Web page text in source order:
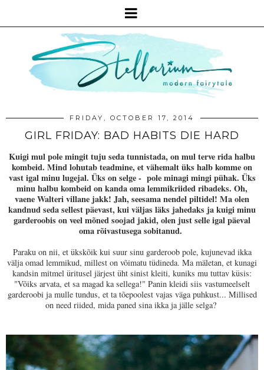
FRIDAY, OCTOBER 17, 2014
GIRL FRIDAY: BAD HABITS DIE HARD
Kuigi mul pole mingit tuju seda tunnistada, on mul terve rida halbu
kombeid. Mind lohutab teadmine, et vähemalt üks halb komme on
vast igal minu lugejal. Üks on selge - pole minagi mingi pühak. Üks
minu halbu kombeid on kanda oma lemmikriided ribadeks. Oh,
vaene Walteri villane jakk! Jah, seesama nendel piltidel! Ma olen
kandnud seda sellest päevast, kui väljas läks jahedaks ja kuigi minu
garderoobis on veel mõned soojad jakid, olen just selle igal päeval
oma rõivastusega sobitanud.
Paraku on nii, et ükskõik kui suur sinu garderoob pole, kujunevad ikka
välja omad lemmikud, millest on võimatu tüdineda. Ma mäletan, et kunagi
kandsin mitmel üritusel järjest üht sinist kleiti, kuniks mu tuttav küsis:
"Võiks arvata, et sa magad ka sellega!" Panin kleidi siis vastumeelselt
garderoobi ja mulle tundus, et ta tõepoolest vajas väga puhkust... Millised
on need riided, mida paned sina ikka ja jälle selga?